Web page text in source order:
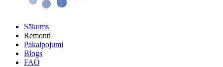
Sākums
Remonti
Pakalpojumi
Blogs
FAQ